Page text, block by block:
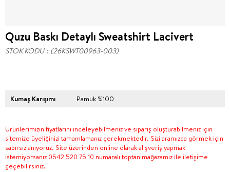
Quzu Baskı Detaylı Sweatshirt Lacivert
STOK KODU (26KSWT00963-003)
Kumaş Karışımı Pamuk %100
Ürünlerimizin fiyatlarını inceleyebilmeniz ve sipariş oluşturabilmeniz için
sitemize üyeliğinizi tamamlamanız gerekmektedir. Sizi aramızda görmek için
sabırsızlanıyoruz. Site üzerinden online olarak alışveriş yapmak
istemiyorsanız 0542 520 75 10 numaralı toptan mağazamız ile iletişime
geçebilirsiniz.